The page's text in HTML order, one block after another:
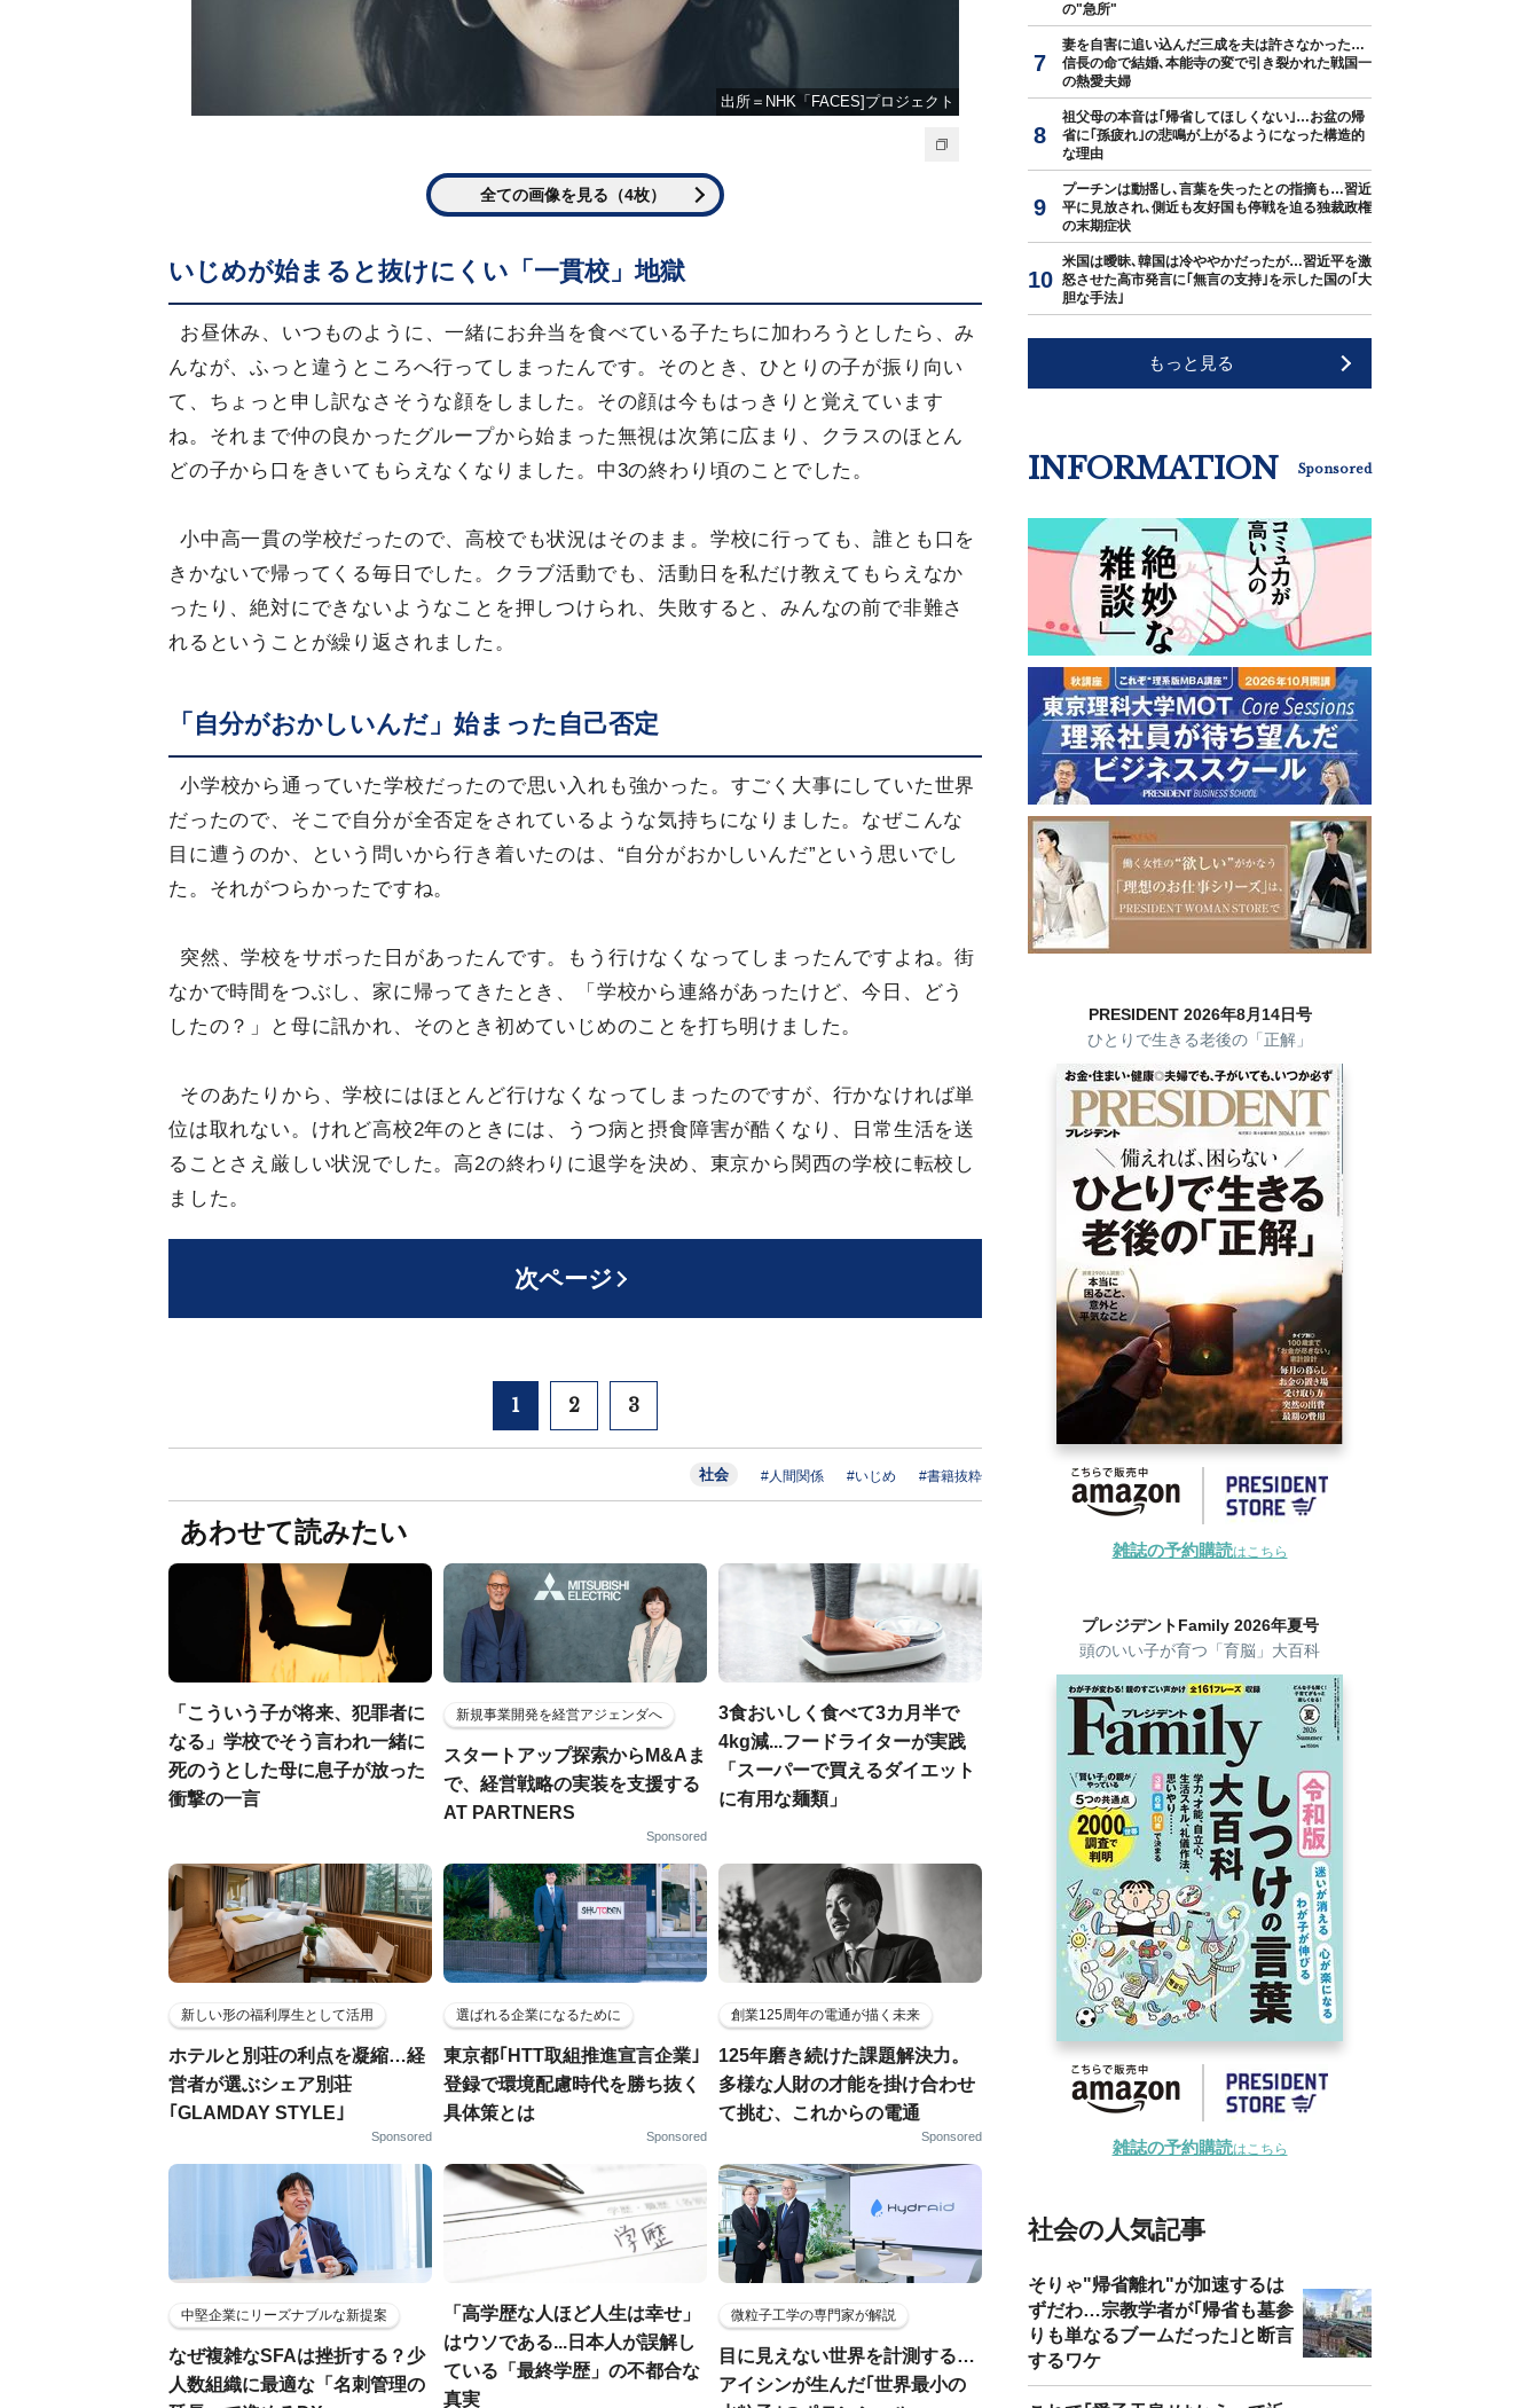
出所＝NHK「FACES]プロジェクト
全ての画像を見る（4枚）
いじめが始まると抜けにくい「一貫校」地獄
お昼休み、いつものように、一緒にお弁当を食べている子たちに加わろうとしたら、み
んなが、ふっと違うところへ行ってしまったんです。そのとき、ひとりの子が振り向い
て、ちょっと申し訳なさそうな顔をしました。その顔は今もはっきりと覚えています
ね。それまで仲の良かったグループから始まった無視は次第に広まり、クラスのほとん
どの子から口をきいてもらえなくなりました。中3の終わり頃のことでした。
小中高一貫の学校だったので、高校でも状況はそのまま。学校に行っても、誰とも口を
きかないで帰ってくる毎日でした。クラブ活動でも、活動日を私だけ教えてもらえなか
ったり、絶対にできないようなことを押しつけられ、失敗すると、みんなの前で非難さ
れるということが繰り返されました。
「自分がおかしいんだ」始まった自己否定
小学校から通っていた学校だったので思い入れも強かった。すごく大事にしていた世界
だったので、そこで自分が全否定をされているような気持ちになりました。なぜこんな
目に遭うのか、という問いから行き着いたのは、“自分がおかしいんだ”という思いでし
た。それがつらかったですね。
突然、学校をサボった日があったんです。もう行けなくなってしまったんですよね。街
なかで時間をつぶし、家に帰ってきたとき、「学校から連絡があったけど、今日、どう
したの？」と母に訊かれ、そのとき初めていじめのことを打ち明けました。
そのあたりから、学校にはほとんど行けなくなってしまったのですが、行かなければ単
位は取れない。けれど高校2年のときには、うつ病と摂食障害が酷くなり、日常生活を送
ることさえ厳しい状況でした。高2の終わりに退学を決め、東京から関西の学校に転校し
ました。
次ページ
1 2 3
社会 #人間関係 #いじめ #書籍抜粋
あわせて読みたい
「こういう子が将来、犯罪者に
なる」学校でそう言われ一緒に
死のうとした母に息子が放った
衝撃の一言
新規事業開発を経営アジェンダへ
スタートアップ探索からM&Aま
で、経営戦略の実装を支援する
AT PARTNERS
Sponsored
3食おいしく食べて3カ月半で
4kg減...フードライターが実践
「スーパーで買えるダイエット
に有用な麺類」
新しい形の福利厚生として活用
ホテルと別荘の利点を凝縮…経
営者が選ぶシェア別荘
｢GLAMDAY STYLE｣
Sponsored
選ばれる企業になるために
東京都｢HTT取組推進宣言企業｣
登録で環境配慮時代を勝ち抜く
具体策とは
Sponsored
創業125周年の電通が描く未来
125年磨き続けた課題解決力。
多様な人財の才能を掛け合わせ
て挑む、これからの電通
Sponsored
中堅企業にリーズナブルな新提案
なぜ複雑なSFAは挫折する？少
人数組織に最適な「名刺管理の
「高学歴な人ほど人生は幸せ」
はウソである...日本人が誤解し
ている「最終学歴」の不都合な
真実
微粒子工学の専門家が解説
目に見えない世界を計測する…
アイシンが生んだ｢世界最小の
の"急所"
妻を自害に追い込んだ三成を夫は許さなかった…
信長の命で結婚､本能寺の変で引き裂かれた戦国一
の熱愛夫婦
祖父母の本音は｢帰省してほしくない｣…お盆の帰
省に｢孫疲れ｣の悲鳴が上がるようになった構造的
な理由
プーチンは動揺し､言葉を失ったとの指摘も…習近
平に見放され､側近も友好国も停戦を迫る独裁政権
の末期症状
米国は曖昧､韓国は冷ややかだったが…習近平を激
怒させた高市発言に｢無言の支持｣を示した国の｢大
胆な手法｣
もっと見る
INFORMATION Sponsored
PRESIDENT 2026年8月14日号
ひとりで生きる老後の「正解」
雑誌の予約購読はこちら
プレジデントFamily 2026年夏号
頭のいい子が育つ「育脳」大百科
雑誌の予約購読はこちら
社会の人気記事
そりゃ"帰省離れ"が加速するは
ずだわ…宗教学者が｢帰省も墓参
りも単なるブームだった｣と断言
するワケ